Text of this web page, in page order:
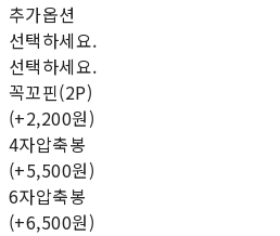
추가옵션
선택하세요.
선택하세요.
꼭꼬핀(2P)
(+2,200원)
4자압축봉
(+5,500원)
6자압축봉
(+6,500원)